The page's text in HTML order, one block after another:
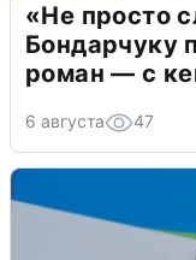
«Не просто
Бондарчуку
роман — с
6 августа 47